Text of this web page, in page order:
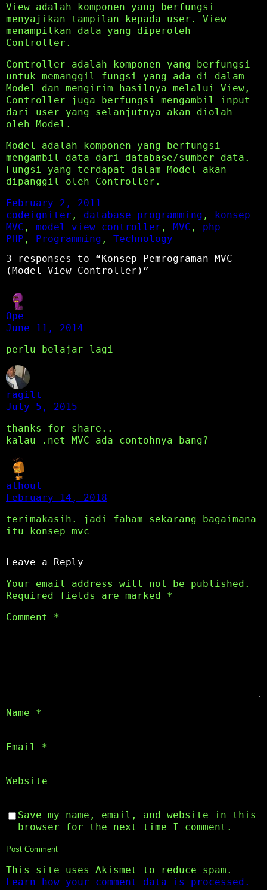
View adalah komponen yang berfungsi
menyajikan tampilan kepada user. View
menampilkan data yang diperoleh
Controller.
Controller adalah komponen yang berfungsi
untuk memanggil fungsi yang ada di dalam
Model dan mengirim hasilnya melalui View,
Controller juga berfungsi mengambil input
dari user yang selanjutnya akan diolah
oleh Model.
Model adalah komponen yang berfungsi
mengambil data dari database/sumber data.
Fungsi yang terdapat dalam Model akan
dipanggil oleh Controller.
February 2, 2011
codeigniter , database programming , konsep
MVC , model view controller , MVC , php
PHP , Programming , Technology
3 responses to “Konsep Pemrograman MVC
(Model View Controller)”
Ope
June 11, 2014
perlu belajar lagi
ragilt
July 5, 2015
thanks for share..
kalau .net MVC ada contohnya bang?
athoul
February 14, 2018
terimakasih. jadi faham sekarang bagaimana
itu konsep mvc
Leave a Reply
Your email address will not be published.
Required fields are marked *
Comment *
Name *
Email *
Website
Save my name, email, and website in this
browser for the next time I comment.
This site uses Akismet to reduce spam.
Learn how your comment data is processed.